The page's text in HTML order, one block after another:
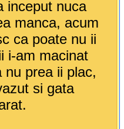
inceput nuca
manca, acum
ca poate nu ii
i-am macinat
nu prea ii plac,
si gata